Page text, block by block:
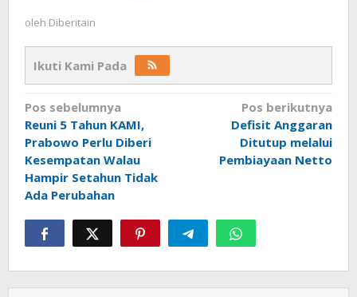
oleh Diberitain
Ikuti Kami Pada
Navigasi
pos
Pos sebelumnya
Reuni 5 Tahun KAMI,
Prabowo Perlu Diberi
Kesempatan Walau
Hampir Setahun Tidak
Ada Perubahan
Pos berikutnya
Defisit Anggaran
Ditutup melalui
Pembiayaan Netto